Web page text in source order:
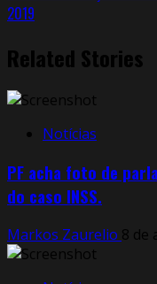
2019
Related Stories
Notícias
PF acha foto de
do caso INSS.
Markos Zaurelio 8 de